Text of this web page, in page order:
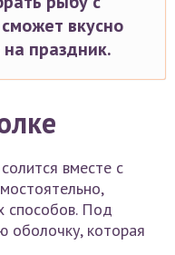
вкусно
праздник.
вместе с
способов. Под
оболочку, которая